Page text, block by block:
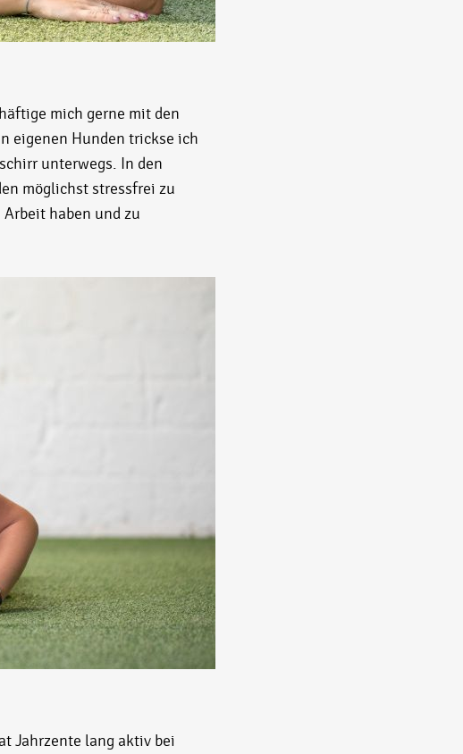
mich gerne mit den
eigenen Hunden trickse ich
unterwegs. In den
möglichst stressfrei zu
haben und zu
Jahrzente lang aktiv bei